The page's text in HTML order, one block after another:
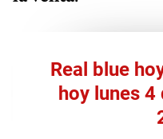
Real blue
hoy lunes